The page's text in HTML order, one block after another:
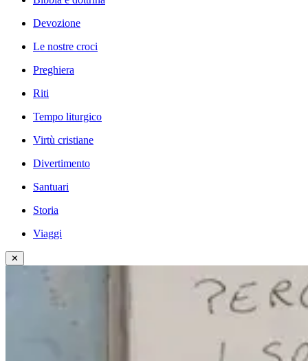
Devozione
Le nostre croci
Preghiera
Riti
Tempo liturgico
Virtù cristiane
Divertimento
Santuari
Storia
Viaggi
✕